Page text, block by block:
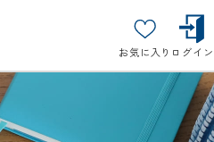
お気に入り ログイン